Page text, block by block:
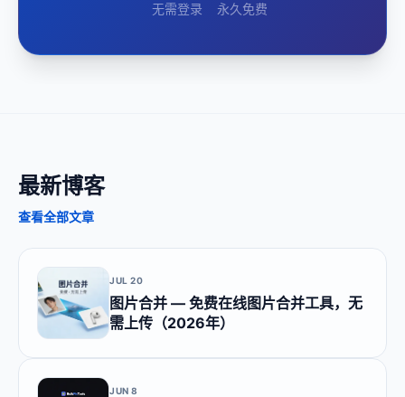
无需登录 永久免费
最新博客
查看全部文章
JUL 20
图片合并 — 免费在线图片合并工具，无
需上传（2026年）
JUN 8